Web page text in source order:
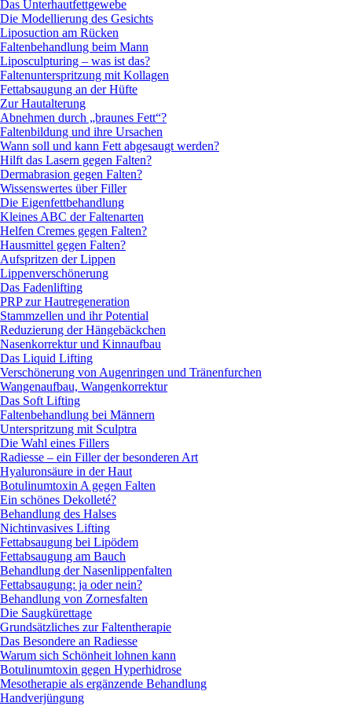
Das Unterhautfettgewebe
Die Modellierung des Gesichts
Liposuction am Rücken
Faltenbehandlung beim Mann
Liposculpturing – was ist das?
Faltenunterspritzung mit Kollagen
Fettabsaugung an der Hüfte
Zur Hautalterung
Abnehmen durch „braunes Fett“?
Faltenbildung und ihre Ursachen
Wann soll und kann Fett abgesaugt werden?
Hilft das Lasern gegen Falten?
Dermabrasion gegen Falten?
Wissenswertes über Filler
Die Eigenfettbehandlung
Kleines ABC der Faltenarten
Helfen Cremes gegen Falten?
Hausmittel gegen Falten?
Aufspritzen der Lippen
Lippenverschönerung
Das Fadenlifting
PRP zur Hautregeneration
Stammzellen und ihr Potential
Reduzierung der Hängebäckchen
Nasenkorrektur und Kinnaufbau
Das Liquid Lifting
Verschönerung von Augenringen und Tränenfurchen
Wangenaufbau, Wangenkorrektur
Das Soft Lifting
Faltenbehandlung bei Männern
Unterspritzung mit Sculptra
Die Wahl eines Fillers
Radiesse – ein Filler der besonderen Art
Hyaluronsäure in der Haut
Botulinumtoxin A gegen Falten
Ein schönes Dekolleté?
Behandlung des Halses
Nichtinvasives Lifting
Fettabsaugung bei Lipödem
Fettabsaugung am Bauch
Behandlung der Nasenlippenfalten
Fettabsaugung: ja oder nein?
Behandlung von Zornesfalten
Die Saugkürettage
Grundsätzliches zur Faltentherapie
Das Besondere an Radiesse
Warum sich Schönheit lohnen kann
Botulinumtoxin gegen Hyperhidrose
Mesotherapie als ergänzende Behandlung
Handverjüngung